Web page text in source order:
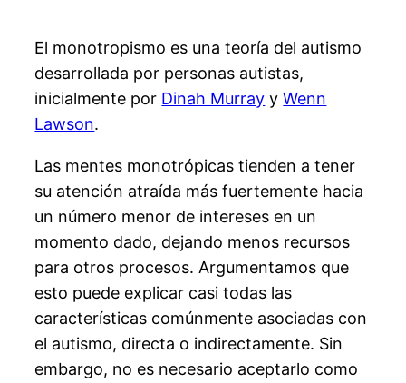
El monotropismo es una teoría del autismo
desarrollada por personas autistas,
inicialmente por Dinah Murray yWenn
Lawson.
Las mentes monotrópicas tienden a tener
su atención atraída más fuertemente hacia
un número menor de intereses en un
momento dado, dejando menos recursos
para otros procesos. Argumentamos que
esto puede explicar casi todas las
características comúnmente asociadas con
el autismo, directa o indirectamente. Sin
embargo, no es necesario aceptarlo como